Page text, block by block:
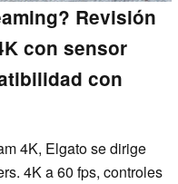
Revisión
con sensor
con
4K, Elgato se dirige
4K a 60 fps, controles